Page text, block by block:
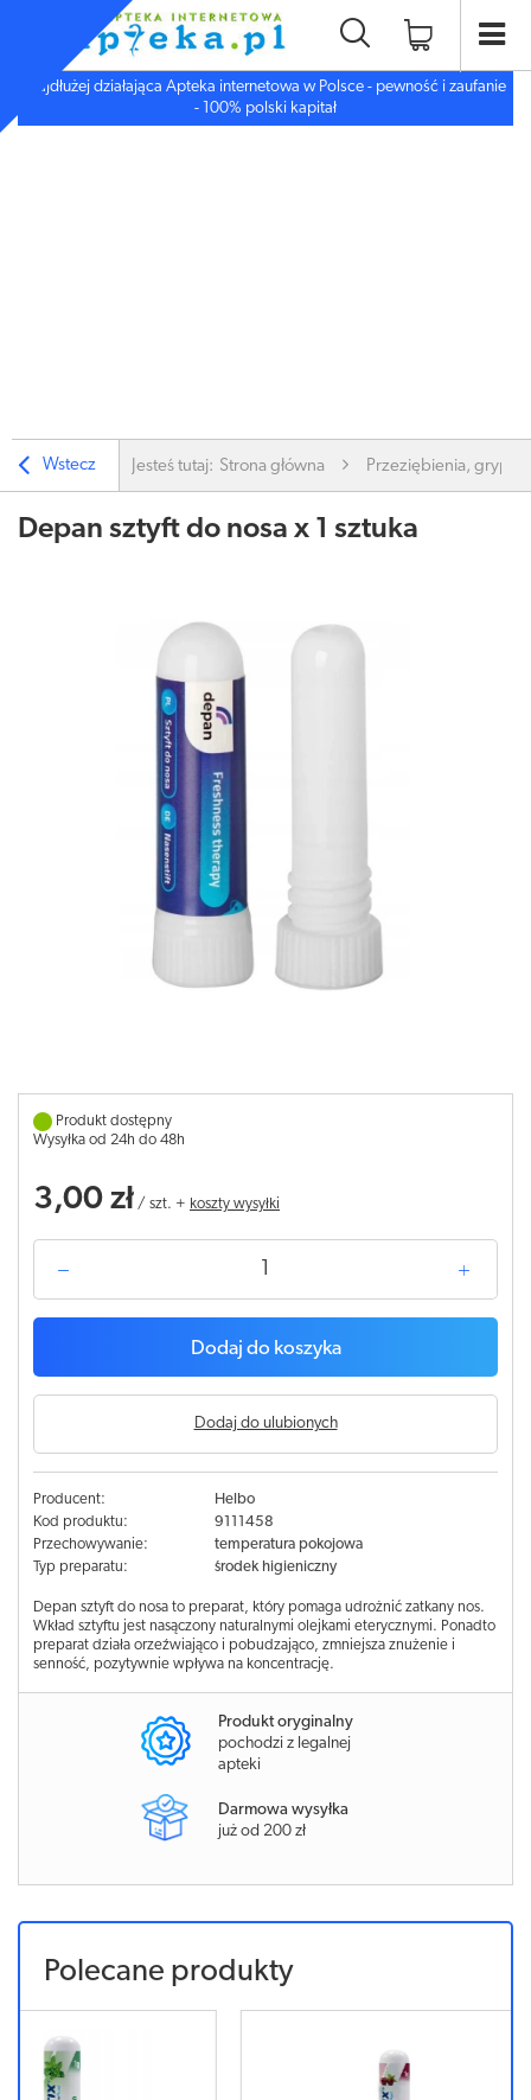
Najdłużej działająca Apteka internetowa w Polsce - pewność i zaufanie
- 100% polski kapitał
Wstecz Jesteś tutaj: Strona główna Przeziębienia, grypa
Depan sztyft do nosa x 1 sztuka
Produkt dostępny
Wysyłka od 24h do 48h
3,00 zł / szt. + koszty wysyłki
Dodaj do koszyka
Dodaj do ulubionych
Producent:
Helbo
Kod produktu:
9111458
Przechowywanie:
temperatura pokojowa
Typ preparatu:
środek higieniczny
Depan sztyft do nosa to preparat, który pomaga udrożnić zatkany nos.
Wkład sztyftu jest nasączony naturalnymi olejkami eterycznymi. Ponadto
preparat działa orzeźwiająco i pobudzająco, zmniejsza znużenie i
senność, pozytywnie wpływa na koncentrację.
Produkt oryginalny
pochodzi z legalnej
apteki
Darmowa wysyłka
już od 200 zł
Polecane produkty